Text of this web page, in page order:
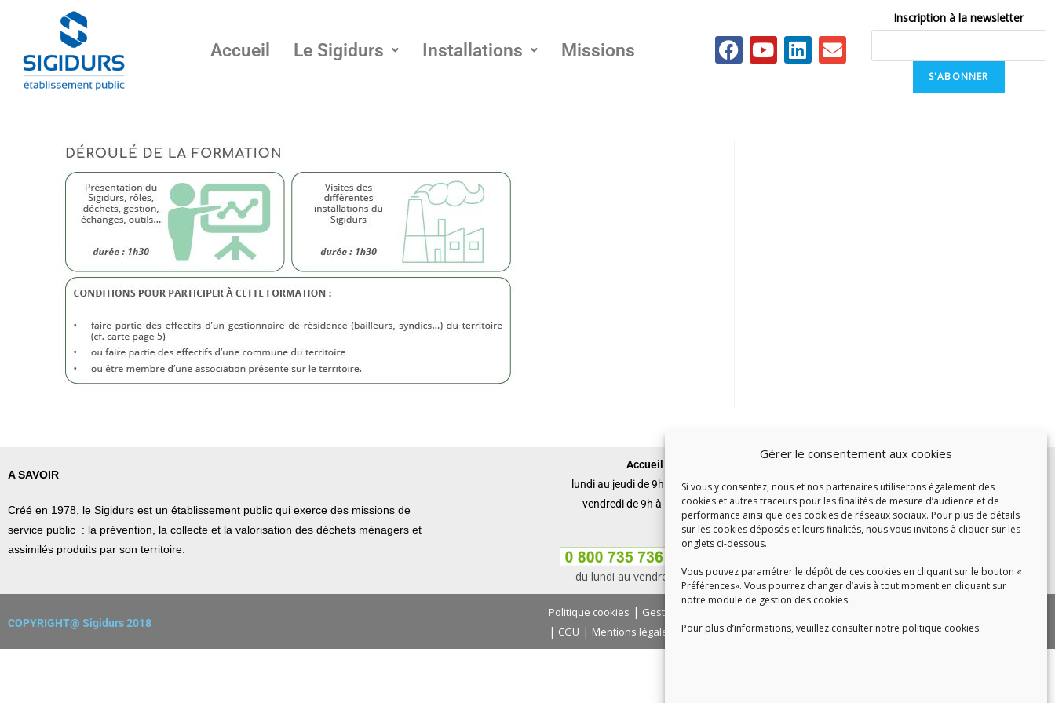
Gérer le consentement aux cookies
Si vous y consentez, nous et nos partenaires utiliserons également des
cookies et autres traceurs pour les finalités de mesure d’audience et de
performance ainsi que des cookies de réseaux sociaux. Pour plus de détails
sur les cookies déposés et leurs finalités, nous vous invitons à cliquer sur les
onglets ci-dessous.
Vous pouvez paramétrer le dépôt de ces cookies en cliquant sur le bouton «
Préférences». Vous pourrez changer d’avis à tout moment en cliquant sur
notre module de gestion des cookies.
Pour plus d’informations, veuillez consulter notre politique cookies.
Accueil Le Sigidurs Installations Missions
Inscription à la newsletter
S'ABONNER
A SAVOIR
Créé en 1978, le Sigidurs est un établissement public qui exerce des missions de
service public : la prévention, la collecte et la valorisation des déchets ménagers et
assimilés produits par son territoire.
Accueil du public :
lundi au jeudi de 9h à 12h et de 14h à 17h
vendredi de 9h à 12h et de 14h à 16h
du lundi au vendredi, de 8h30 à 18h30
COPYRIGHT@ Sigidurs 2018
Politique cookies | Gestion des cookies
| CGU | Mentions légales |Contact|Recrutement|FAQ